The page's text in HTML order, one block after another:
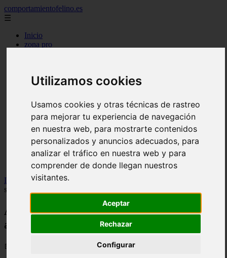
Utilizamos cookies
Usamos cookies y otras técnicas de rastreo
para mejorar tu experiencia de navegación
en nuestra web, para mostrarte contenidos
personalizados y anuncios adecuados, para
analizar el tráfico en nuestra web y para
comprender de donde llegan nuestros
visitantes.
Aceptar
Rechazar
Configurar
comportamientofelino.es
☰
Inicio
zona pro
actualidad
articulos
canal tv
nombres para gatos
tablon de anuncios
uncategorized
zona pro
Inicio
gatos2 >Aportaciones del sector de la acuariofilia a la
sociedad
Aportaciones del sector de la acuariofilia
a la sociedad
📅 05/06/2025